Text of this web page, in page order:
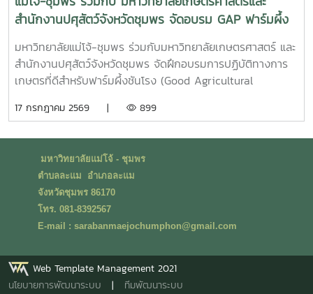
สำนักงานปศุสัตว์จังหวัดชุมพร จัดอบรม GAP ฟาร์มผึ้ง
ชันโรง ยกระดับมาตรฐานการเลี้ยงสู่การพัฒนาเศรษฐกิจ
ชุมชนอย่างยั่งยืน
มหาวิทยาลัยแม่โจ้-ชุมพร ร่วมกับมหาวิทยาลัยเกษตรศาสตร์ และ
สำนักงานปศุสัตว์จังหวัดชุมพร จัดฝึกอบรมการปฏิบัติทางการ
เกษตรที่ดีสำหรับฟาร์มผึ้งชันโรง (Good Agricultural
กรกฎาคม พ.ศ. 2569 ณ ห้องประชุมชั้นดาดฟ้า อาคารบุญรอด
อบรม และอาจารย์วีรชัย เพชรสุทธิ์ รองคณบดีฝ่ายวิชาการ วิจัย
และบริการวิชาการ กล่าวต้อนรับผู้เข้าร่วมอบรม โดยได้รับเกียรติ
จากวิทยากรผู้ทรงคุณวุฒิจากสำนักงานปศุสัตว์เขต 8 จังหวัด
สุราษฎร์ธานี นำโดย น.สพ.วิสูตร นวลขาว ผู้อำนวยการส่วน
มาตรฐานการปศุสัตว์ และนางสาวมนธิยารัตน์ สังฆะโณ นัก
เกษตรที่ดีสำหรับฟาร์มผึ้งชันโรงการฝึกอบรมครั้งนี้เป็นส่วนหนึ่ง
ของโครงการ “การเลี้ยงชันโรงในระบบนิเวศเกษตรพื้นที่ปลูก
17 กรกฎาคม 2569 | 899
มหาวิทยาลัยแม่โจ้ - ชุมพร
ตำบลละแม อำเภอละแม
จังหวัดชุมพร 86170
โทร. 081-8392567
E-mail : sarabanmaejochumphon@gmail.com
Web Template Management 2021
นโยบายการพัฒนาระบบ | ทีมพัฒนาระบบ